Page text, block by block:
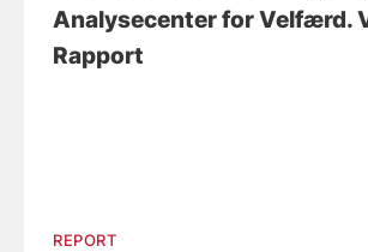
Analysecenter for Velfærd.
Rapport
REPORT